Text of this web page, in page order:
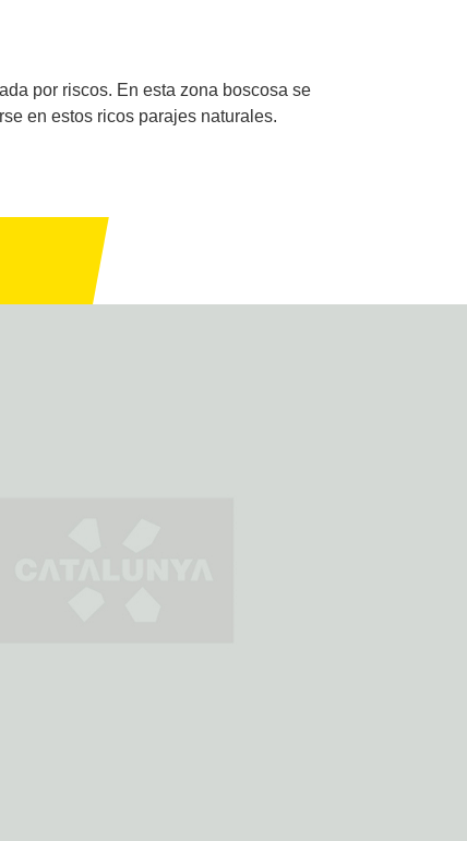
por riscos. En esta zona boscosa se
en estos ricos parajes naturales.